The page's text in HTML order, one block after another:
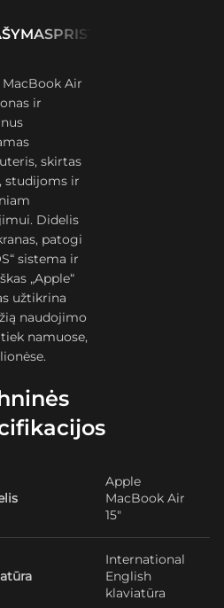
PRISTATYMAS IR
MacBook Air
ir
skirtas
studijoms ir
Didelis
patogi
sistema ir
„Apple“
užtikrina
naudojimo
namuose,
Apple
MacBook Air
15″
International
English
klaviatūra